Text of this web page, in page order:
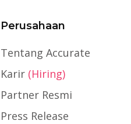
Perusahaan
Tentang Accurate
Karir (Hiring)
Partner Resmi
Press Release